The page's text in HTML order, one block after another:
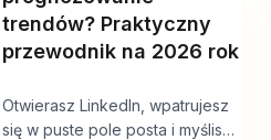
trendów? Praktyczny
przewodnik na 2026 rok
Otwierasz LinkedIn, wpatrujesz
się w puste pole posta i myślisz: